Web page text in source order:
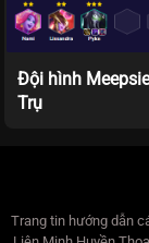
Đội hình
Trụ
Trang tin hướng dẫn